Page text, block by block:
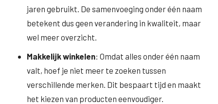
jaren gebruikt. De samenvoeging onder één naam
betekent dus geen verandering in kwaliteit, maar
wel meer overzicht.
Makkelijk winkelen: Omdat alles onder één naam
valt, hoef je niet meer te zoeken tussen
verschillende merken. Dit bespaart tijd en maakt
het kiezen van producten eenvoudiger.